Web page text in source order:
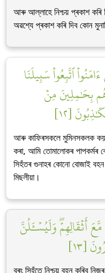
আৰু আল্লাহে নিশ্চয় প্ৰকাশ
অৱশ্যে প্ৰকাশ কৰি দিব কোন
ٱتَّبِعُواْ سَبِيلَنَا
بِحَٰمِلِينَ مِنۡ
[١٢]
আৰু কাফিৰসকলে মুমিনসকলক
কৰা, আমি তোমালোকৰ পাপকৰ্মৰ
সিহঁতৰ গুনাহৰ কোনো বোজাই
মিছলীয়া।
مَّعَ أَثۡقَالِهِمۡۖ وَلَيُسۡـَٔلُنَّ
[١٣]
বৰং সিহঁতে নিশ্চয় বহন কৰিব